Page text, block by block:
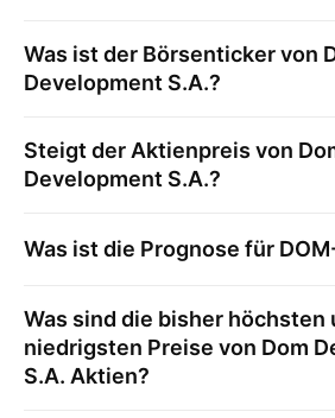
Was ist der Börsenticker von
Development S.A.?
Steigt der Aktienpreis von
Development S.A.?
Was ist die Prognose für DOM
Was sind die bisher höchsten
niedrigsten Preise von Dom
S.A. Aktien?